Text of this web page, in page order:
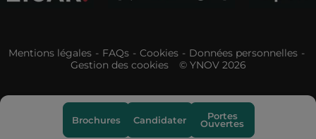
Brochures Candidater Portes
Ouvertes
Mentions légales FAQs Cookies
Données personnelles
Gestion des cookies
© YNOV 2026